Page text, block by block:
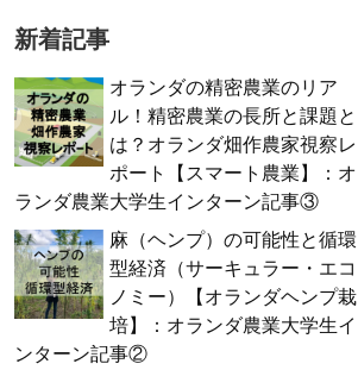
新着記事
オランダの精密農業のリア
ル！精密農業の長所と課題と
は？オランダ畑作農家視察レ
ポート【スマート農業】：オ
ランダ農業大学生インターン記事③
麻（ヘンプ）の可能性と循環
型経済（サーキュラー・エコ
ノミー）【オランダヘンプ栽
培】：オランダ農業大学生イ
ンターン記事②